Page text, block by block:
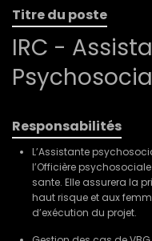
Titre du poste
IRC -
Responsabilités
L’Assistante
l’Officière
sante. Elle assurera la
haut risque et aux
d’exécution du projet.